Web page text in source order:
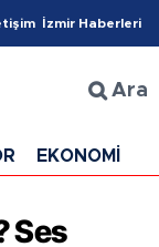
İzmir Haberleri
Ara
EKONOMİ
Ses